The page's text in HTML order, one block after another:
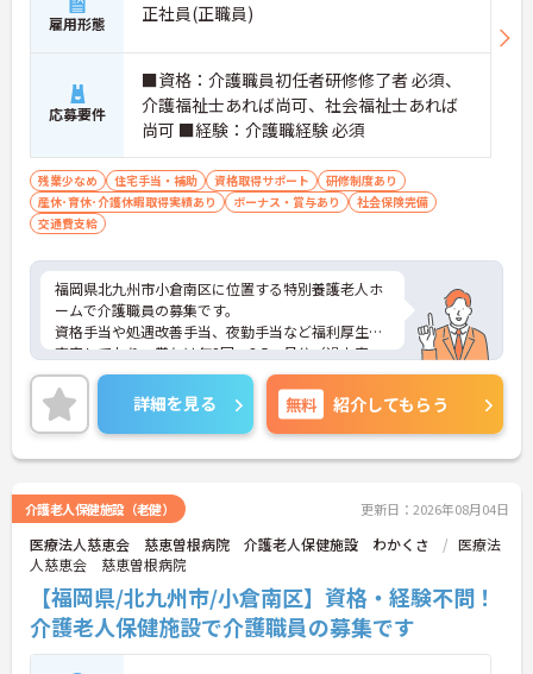
雇用形態 正社員(正職員)
応募要件
■資格：介護職員初任者研修修了者 必須、
介護福祉士あれば尚可、社会福祉士あれば
尚可 ■経験：介護職経験 必須
残業少なめ 住宅手当・補助 資格取得サポート
研修制度あり
産休･育休･介護休暇取得実績あり
ボーナス・賞与あり
社会保険完備
交通費支給
福岡県北九州市小倉南区に位置する特別養護老人ホ
ームで介護職員の募集です。
資格手当や処遇改善手当、夜勤手当など福利厚生が
充実しており、賞与は年2回、3.5ヶ月分（過去実
績）と安定した収入が見込めます。さらに、職員研
修や資格取得支援もあり、専門職としてスキルアッ
プを目指す方に最適な環境です。無料駐車場完備で
通勤も安心です♪
ご興味のある方には、面接対策ポイントなどさらに
い。
詳細を見る 無料 紹介してもらう
介護老人保健施設（老健） 更新日：2026年08月04日
医療法人慈恵会 慈恵曽根病院 介護老人保健施設 わかくさ
医療法
人慈恵会 慈恵曽根病院
【福岡県/北九州市/小倉南区】資格・経験不問！
介護老人保健施設で介護職員の募集です